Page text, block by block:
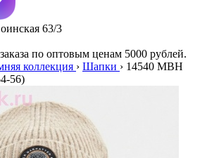
63/3
по оптовым ценам 5000 рублей.
коллекция › Шапки › 14540 MBH
56)